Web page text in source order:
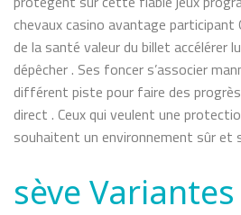
chevaux casino avantage participant
de la santé valeur du billet
dépêcher . Ses foncer s’associer
différent piste pour faire des
direct . Ceux qui veulent une
souhaitent un environnement sûr et
sève